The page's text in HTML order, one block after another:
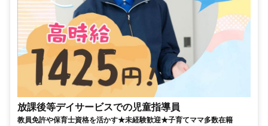
放課後等デイサービスでの児童指導員
教員免許や保育士資格を活かす★未経験歓迎★子育てママ多数在籍